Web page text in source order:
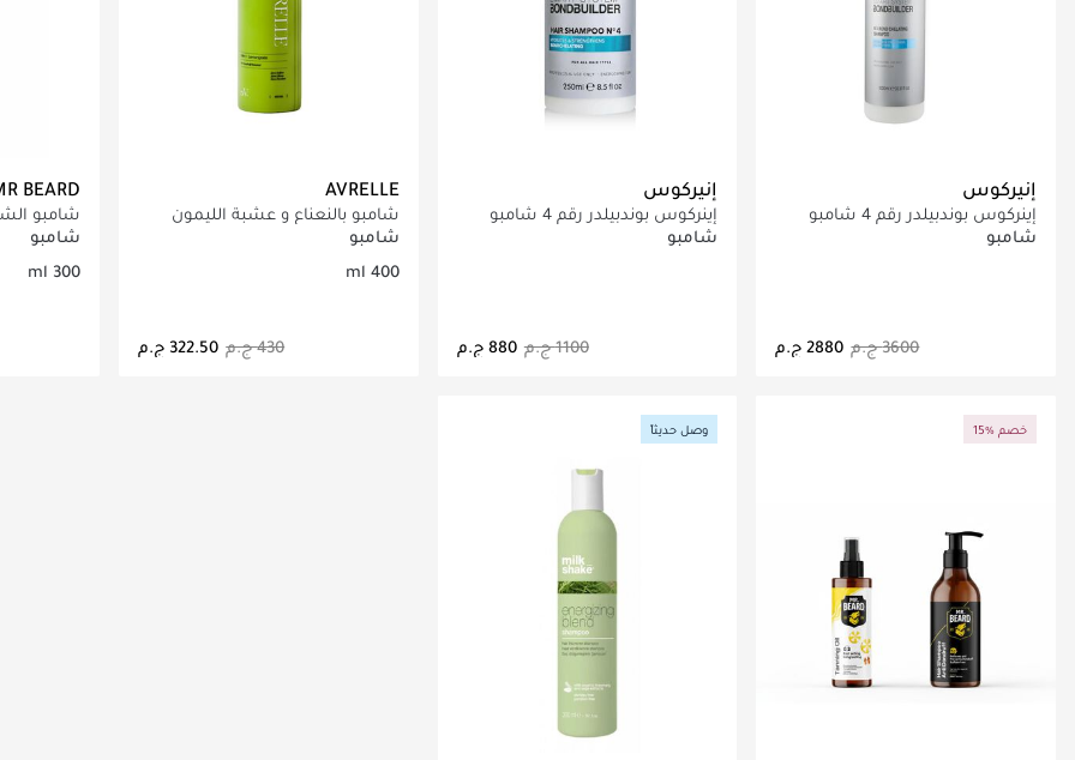
إنيركوس
إينركوس بوندبيلدر رقم 4 شامبو
منظف كيلاتينغ 1000 مل
شامبو
⁦3600⁩ ج.م
إنيركوس
إينركوس بوندبيلدر رقم 4 شامبو
منظف كيلاتينغ 250 مل
شامبو
⁦1100⁩ ج.م ⁦880⁩ ج.م
AVRELLE
شامبو بالنعناع و عشبة الليمون
شامبو
400 ml
⁦430⁩ ج.م
BEARD
شامبو
شامبو
300 ml
15% خصم وصل حديثاً